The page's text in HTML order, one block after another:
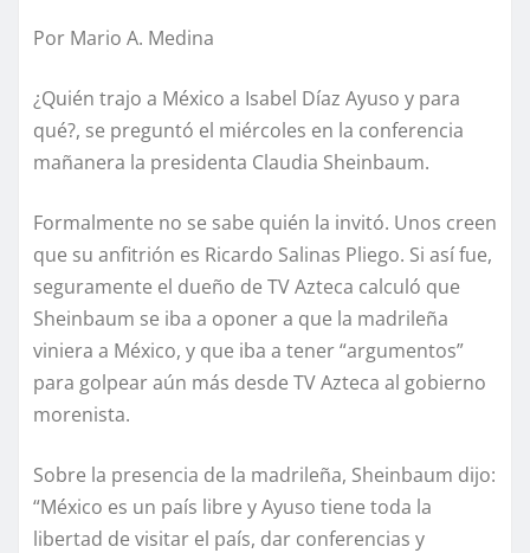
Por Mario A. Medina
¿Quién trajo a México a Isabel Díaz Ayuso y para
qué?, se preguntó el miércoles en la conferencia
mañanera la presidenta Claudia Sheinbaum.
Formalmente no se sabe quién la invitó. Unos creen
que su anfitrión es Ricardo Salinas Pliego. Si así fue,
seguramente el dueño de TV Azteca calculó que
Sheinbaum se iba a oponer a que la madrileña
viniera a México, y que iba a tener “argumentos”
para golpear aún más desde TV Azteca al gobierno
morenista.
Sobre la presencia de la madrileña, Sheinbaum dijo:
“México es un país libre y Ayuso tiene toda la
libertad de visitar el país, dar conferencias y